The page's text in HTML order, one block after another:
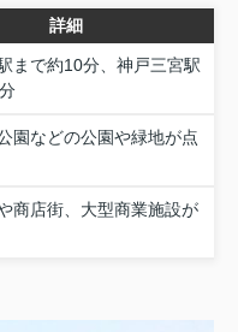
詳細
まで約10分、神戸三宮駅
園などの公園や緑地が点
商店街、大型商業施設が